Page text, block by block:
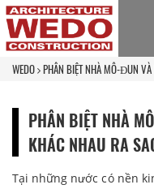
WEDO PHÂN BIỆT NHÀ MÔ-ĐUN VÀ
PHÂN BIỆT NHÀ
KHÁC NHAU RA
Tại những nước có nền